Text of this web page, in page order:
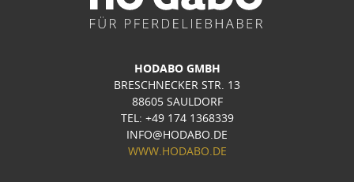
HODABO GMBH
BRESCHNECKER STR. 13
88605 SAULDORF
TEL: +49 174 1368339
INFO@HODABO.DE
WWW.HODABO.DE